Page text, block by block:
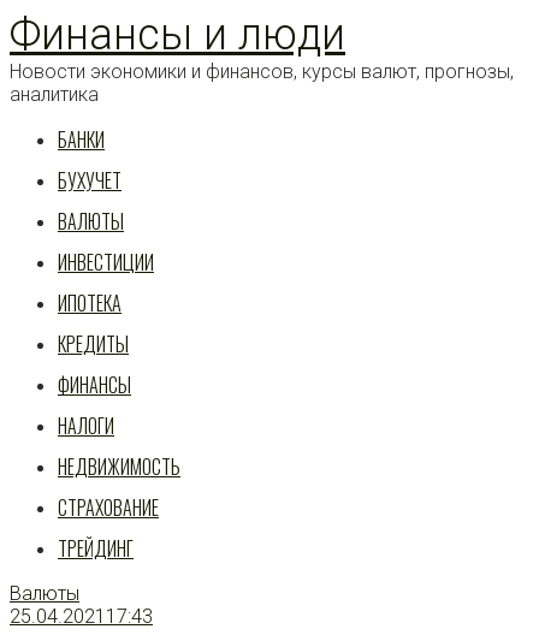
Перейти
к
статье
Финансы и люди
Новости экономики и финансов, курсы валют, прогнозы,
аналитика
БАНКИ
БУХУЧЕТ
ВАЛЮТЫ
ИНВЕСТИЦИИ
ИПОТЕКА
КРЕДИТЫ
ФИНАНСЫ
НАЛОГИ
НЕДВИЖИМОСТЬ
СТРАХОВАНИЕ
ТРЕЙДИНГ
Валюты
25.04.2021 17:43